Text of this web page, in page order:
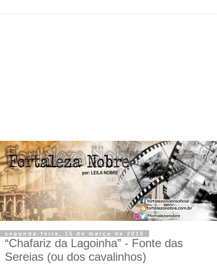
segunda-feira, 15 de março de 2010
“Chafariz da Lagoinha” - Fonte das
Sereias (ou dos cavalinhos)